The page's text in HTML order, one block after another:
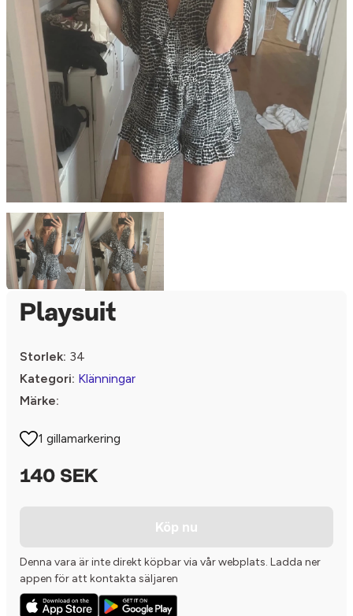
Playsuit
Storlek: 34
Kategori: Klänningar
Märke:
1 gillamarkering
140 SEK
Köp nu
Denna vara är inte direkt köpbar via vår webplats. Ladda ner
appen för att kontakta säljaren